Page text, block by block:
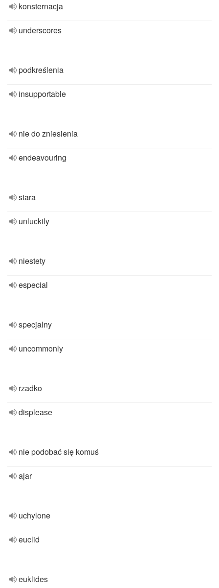
konsternacja
underscores
podkreślenia
insupportable
nie do zniesienia
endeavouring
stara
unluckily
niestety
especial
specjalny
uncommonly
rzadko
displease
nie podobać się komuś
ajar
uchylone
euclid
euklides